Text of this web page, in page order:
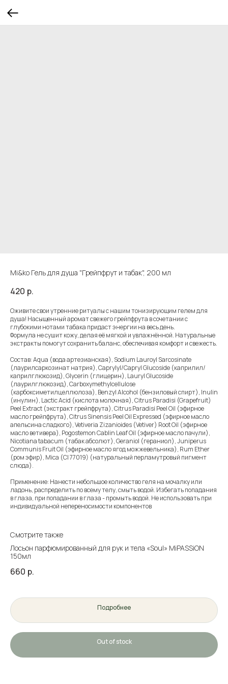
Mi&ko Гель для душа "Грейпфрут и табак", 200 мл
420 р.
Оживите свои утренние ритуалы с нашим тонизирующим гелем для
душа! Насыщенный аромат свежего грейпфрута в сочетании с
глубокими нотами табака придаст энергии на весь день.
Формула не сушит кожу, делая её мягкой и увлажнённой. Натуральные
экстракты помогут сохранить баланс, обеспечивая комфорт и свежесть.
Состав: Aqua (вода артезианская), Sodium Lauroyl Sarcosinate
(лаурилсаркозинат натрия), Caprylyl/Capryl Glucoside (каприлил/
каприлглюкозид), Glycerin (глицерин), Lauryl Glucoside
(лаурилглюкозид), Carboxymethylcellulose
(карбоксиметилцеллюлоза), Benzyl Alcohol (бензиловый спирт), Inulin
(инулин), Lactic Acid (кислота молочная), Citrus Paradisi (Grapefruit)
Peel Extract (экстракт грейпфрута), Citrus Paradisi Peel Oil (эфирное
масло грейпфрута), Citrus Sinensis Peel Oil Expressed (эфирное масло
апельсина сладкого), Vetiveria Zizanioides (Vetiver) Root Oil (эфирное
масло ветивера), Pogostemon Cablin Leaf Oil (эфирное масло пачули),
Nicotiana tabacum (табак абсолют), Geraniol (гераниол), Juniperus
Communis Fruit Oil (эфирное масло ягод можжевельника), Rum Ether
(ром эфир), Mica (Cl 77019) (натуральный перламутровый пигмент
слюда).
Применение: Нанести небольшое количество геля на мочалку или
ладонь, распределить по всему телу, смыть водой. Избегать попадания
в глаза, при попадании в глаза - промыть водой. Не использовать при
индивидуальной непереносимости компонентов
Смотрите также
Лосьон парфюмированный для рук и тела «Soul» MiPASSiON
150мл
660 р.
Подробнее
Out of stock